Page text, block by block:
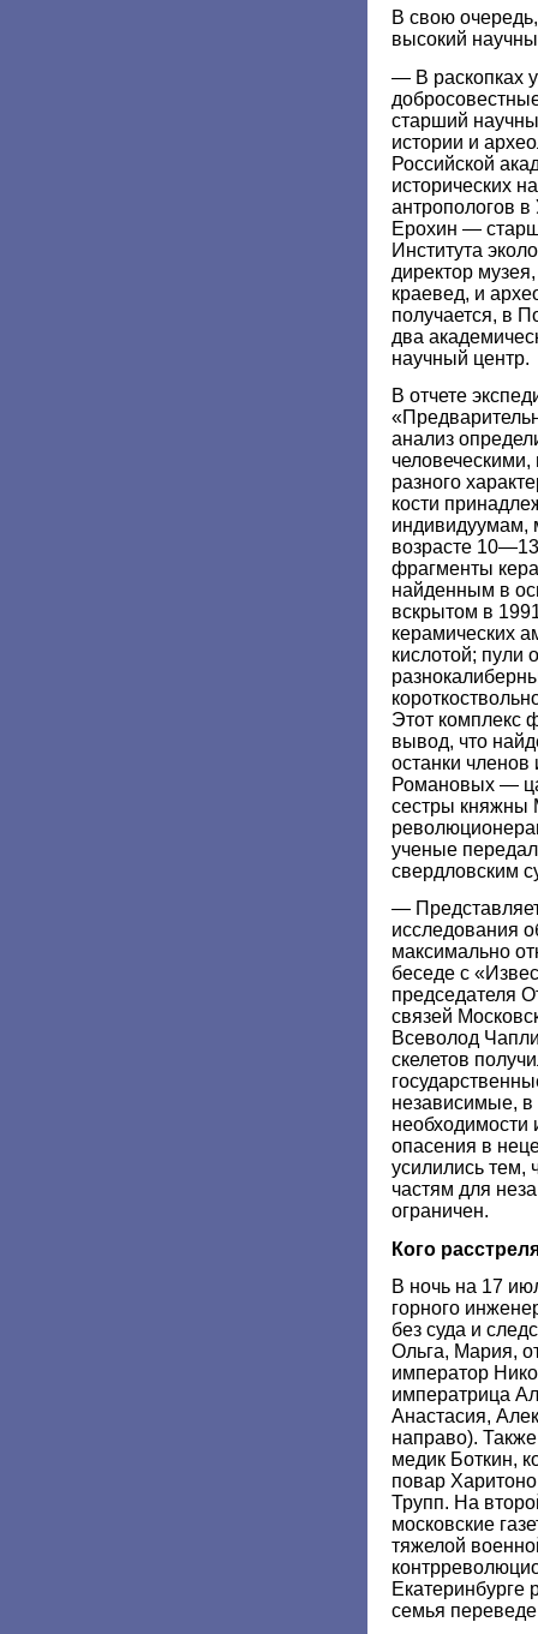
В свою
высокий
— В раскопках
старший
истории и
Российской
исторических
антропологов
Ерохин —
Института
директор
краевед, и
получается, в
два
научный центр.
В отчете
анализ
разного
кости
индивидуумам,
возрасте
фрагменты
найденным в
вскрытом в
керамических
кислотой; пули
Этот комплекс
вывод, что
останки
Романовых —
сестры княжны
ученые
свердловским
—
исследования
максимально
беседе с
председателя
связей
Всеволод
скелетов
независимые, в
опасения в
усилились тем,
частям для
ограничен.
Кого
В ночь на 17
горного
без суда и
Ольга, Мария,
император
императрица
Анастасия,
направо).
медик Боткин,
повар
Трупп. На
московские
тяжелой
Екатеринбурге
семья